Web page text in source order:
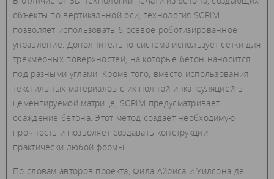
объекты по вертикальной оси, технология SCRIM
позволяет использовать 6 осевое роботизированное
управление. Дополнительно система использует сетки для
трехмерных поверхностей, на которые бетон наносится
под разными углами. Кроме того, вместо использования
текстильных материалов с их полной инкапсуляцией в
цементируемой матрице, SCRIM предусматривает
осаждение бетона. Этот метод создает необходимую
прочность и позволяет создавать конструкции
практически любой формы.
По словам авторов проекта, Фила Айриса и Уилсона де